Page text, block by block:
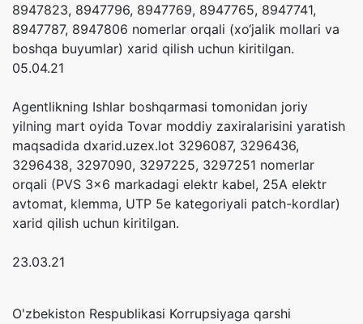
8947823, 8947796, 8947769, 8947765, 8947741,
8947787, 8947806 nomerlar orqali (xo‘jalik mollari va
boshqa buyumlar) xarid qilish uchun kiritilgan.
05.04.21
Agentlikning Ishlar boshqarmasi tomonidan joriy
yilning mart oyida Tovar moddiy zaxiralarisini yaratish
maqsadida dxarid.uzex.lot 3296087, 3296436,
3296438, 3297090, 3297225, 3297251 nomerlar
orqali (PVS 3x6 markadagi elektr kabel, 25A elektr
avtomat, klemma, UTP 5e kategoriyali patch-kordlar)
xarid qilish uchun kiritilgan.
23.03.21
O'zbekiston Respublikasi Korrupsiyaga qarshi